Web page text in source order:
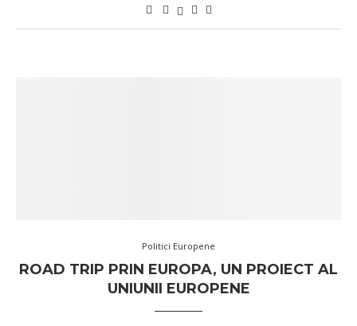
Politici Europene
ROAD TRIP PRIN EUROPA, UN PROIECT AL
UNIUNII EUROPENE